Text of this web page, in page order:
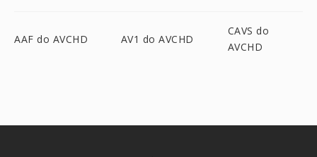
AAF do AVCHD AV1 do AVCHD
CAVS do
AVCHD